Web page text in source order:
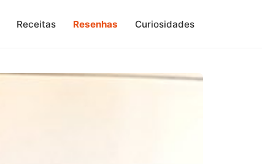
Receitas Resenhas Curiosidades